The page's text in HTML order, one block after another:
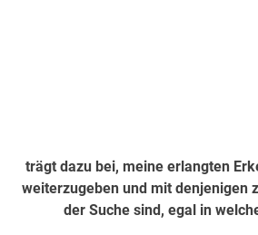
trägt dazu bei, meine erlangten
weiterzugeben und mit denjenigen
der Suche sind, egal in